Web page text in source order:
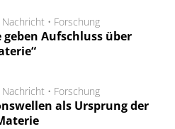
Nachricht • Forschung
geben Aufschluss über
Nachricht • Forschung
als Ursprung der